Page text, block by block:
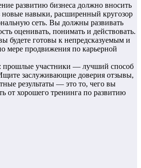
развитию бизнеса должно вносить
новые навыки, расширенный кругозор
сеть. Вы должны развивать
оценивать, понимать и действовать.
будете готовы к непредсказуемым и
мере продвижения по карьерной
прошлые участники — лучший способ
Ищите заслуживающие доверия отзывы,
результаты — это то, чего вы
от хорошего тренинга по развитию